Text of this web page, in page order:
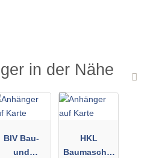
in der Nähe
BIV Bau-
und
HKL
Baumaschin